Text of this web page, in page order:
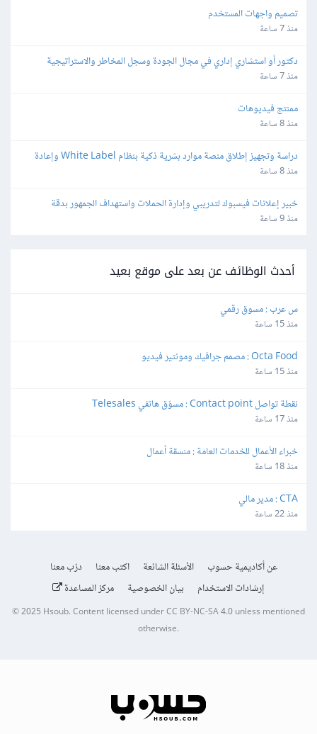
تصميم واجهات المستخدم
منذ 7 ساعة
والمجالات القانونية
منذ 7 ساعة
ممنتج فيديوهات
منذ 8 ساعة
البيع
منذ 8 ساعة
خبير إعلانات فيسبوك لتدريبي وإدارة الحملات واستهداف الجمهور بدقة
منذ 9 ساعة
أحدث الوظائف عن بعد على موقع بعيد
س عرب : مسوق رقمي
منذ 15 ساعة
Octa Food : مصمم جرافيك ومونتير فيديو
منذ 15 ساعة
نقطة تواصل Contact point : مسوّق هاتفي Telesales
منذ 17 ساعة
خبراء الأعمال للخدمات العامة : منسقة أعمال
منذ 18 ساعة
CTA : مدير مالي
منذ 22 ساعة
عن أكاديمية حسوب الأسئلة الشائعة اكتب معنا
درّب معنا
إرشادات الاستخدام
بيان الخصوصية مركز المساعدة
© 2025 Hsoub.Content licensed underCC BY-NC-SA 4.0unless mentioned
otherwise.